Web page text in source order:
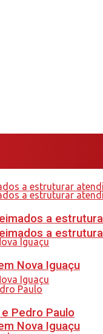
a
Nova Iguaçu
a
Nova Iguaçu
Pedro Paulo